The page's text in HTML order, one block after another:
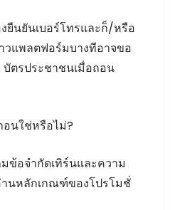
ยืนยันเบอร์โทรและก็/หรือ
วแพลตฟอร์มบางทีอาจขอ
บัตรประชาชนเมื่อถอน
อนใช่หรือไม่?
มข้อจำกัดเทิร์นและความ
นหลักเกณฑ์ของโปรโมชั่